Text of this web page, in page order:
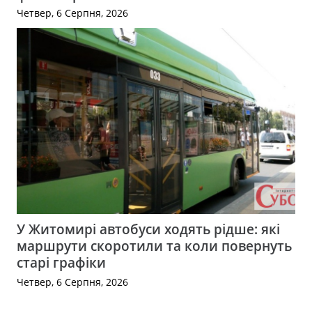
Четвер, 6 Серпня, 2026
У Житомирі автобуси ходять рідше: які
маршрути скоротили та коли повернуть
старі графіки
Четвер, 6 Серпня, 2026